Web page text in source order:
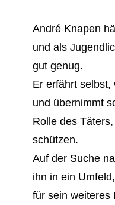
André Knapen
und als
gut genug.
Er erfährt selbst,
und übernimmt
Rolle des
schützen.
Auf der Suche
ihn in ein
für sein weiteres